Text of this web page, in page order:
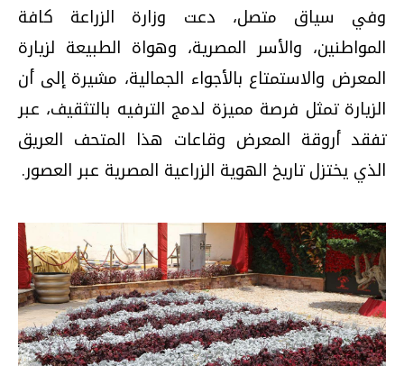
وفي سياق متصل، دعت وزارة الزراعة كافة
المواطنين، والأسر المصرية، وهواة الطبيعة لزيارة
المعرض والاستمتاع بالأجواء الجمالية، مشيرة إلى أن
الزيارة تمثل فرصة مميزة لدمج الترفيه بالتثقيف، عبر
تفقد أروقة المعرض وقاعات هذا المتحف العريق
الذي يختزل تاريخ الهوية الزراعية المصرية عبر العصور.